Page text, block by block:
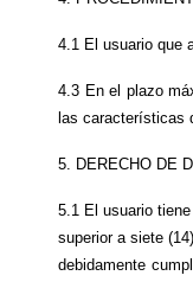
4.1 El usuario que
4.3 En el plazo
las características
5. DERECHO DE
5.1 El usuario
superior a siete
debidamente